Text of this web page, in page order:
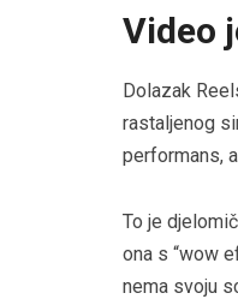
Video
Dolazak
rastaljenog
performans,
To je
ona s “wow
nema svoju